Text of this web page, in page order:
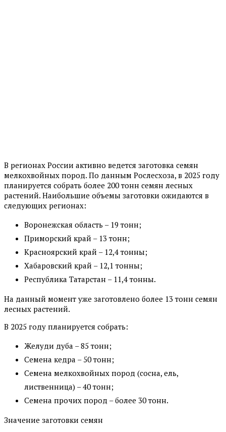
В регионах России активно ведется заготовка семян
мелкохвойных пород. По данным Рослесхоза, в 2025 году
планируется собрать более 200 тонн семян лесных
растений. Наибольшие объемы заготовки ожидаются в
следующих регионах:
Воронежская область – 19 тонн;
Приморский край – 13 тонн;
Красноярский край – 12,4 тонны;
Хабаровский край – 12,1 тонны;
Республика Татарстан – 11,4 тонны.
На данный момент уже заготовлено более 13 тонн семян
лесных растений.
В 2025 году планируется собрать:
Желуди дуба – 85 тонн;
Семена кедра – 50 тонн;
Семена мелкохвойных пород (сосна, ель,
лиственница) – 40 тонн;
Семена прочих пород – более 30 тонн.
Значение заготовки семян